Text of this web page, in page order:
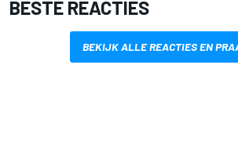
BESTE REACTIES
BEKIJK ALLE REACTIES EN